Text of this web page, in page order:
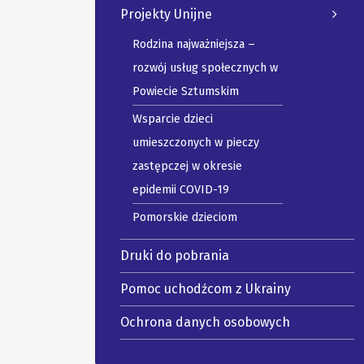
Projekty Unijne
Rodzina najważniejsza –
rozwój usług społecznych w
Powiecie Sztumskim
Wsparcie dzieci
umieszczonych w pieczy
zastępczej w okresie
epidemii COVID-19
Pomorskie dzieciom
Druki do pobrania
Pomoc uchodźcom z Ukrainy
Ochrona danych osobowych